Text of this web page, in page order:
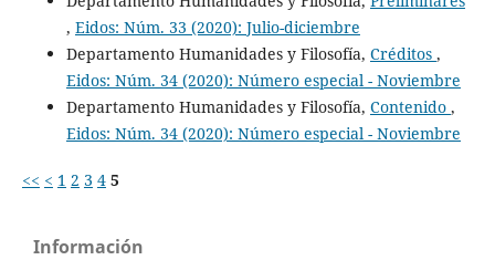
, Eidos: Núm. 33 (2020): Julio-diciembre
Departamento Humanidades y Filosofía, Créditos ,
Eidos: Núm. 34 (2020): Número especial - Noviembre
Departamento Humanidades y Filosofía, Contenido ,
Eidos: Núm. 34 (2020): Número especial - Noviembre
<< < 1 2 3 4 5
Información